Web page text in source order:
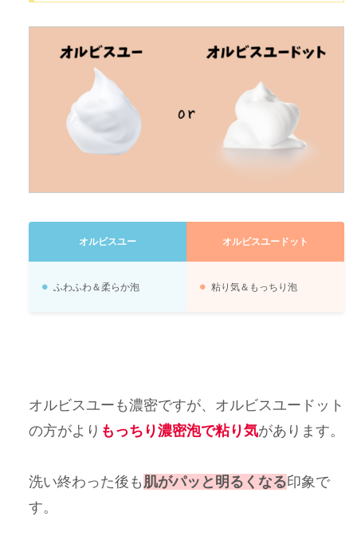
オルビスユー オルビスユー ドット
ふわふわ＆柔らか泡 粘り気＆もっちり泡
オルビスユーも濃密ですが、オルビスユードット
の方がより もっちり濃密泡で粘り気があります。
洗い終わった後も 肌がパッと明るくなる印象で
す。